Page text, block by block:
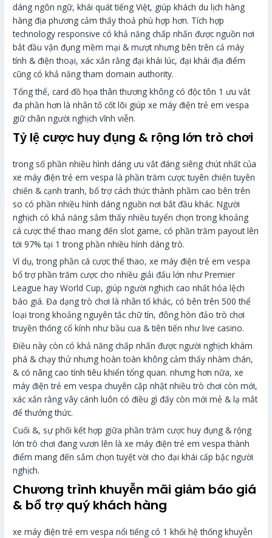
dáng ngôn ngữ, khái quát tiếng Việt, giúp khách du lịch hàng
hàng địa phương cảm thấy thoả phù hợp hơn. Tích hợp
technology responsive có khả năng chấp nhấn được nguồn nơi
bắt đầu vận đụng mềm mại & mượt nhưng bên trên cả máy
tính & điện thoại, xác xắn rằng đại khái lúc, đại khái địa điểm
cũng có khả năng tham domain authority.
Tổng thể, card đồ họa thân thương không có độc tôn 1 ưu vắt
đa phần hơn là nhân tố cốt lõi giúp xe máy điện trẻ em vespa
giữ chân người nghịch vĩnh viễn.
Tỷ lệ cược huy đụng & rộng lớn trò chơi
trong số phần nhiều hình dáng ưu vắt đáng siêng chút nhất của
xe máy điện trẻ em vespa là phần trăm cược tuyên chiến tuyên
chiến & cạnh tranh, bổ trợ cách thức thành phầm cao bên trên
so có phần nhiều hình dáng nguồn nơi bắt đầu khác. Người
nghịch có khả năng sắm thấy nhiều tuyển chọn trong khoảng
cá cược thể thao mang đến slot game, có phần trăm payout lên
tới 97% tại 1 trong phần nhiều hình dáng trò.
Ví dụ, trong phần cá cược thể thao, xe máy điện trẻ em vespa
bổ trợ phần trăm cược cho nhiều giải đấu lớn như Premier
League hay World Cup, giúp người nghịch cao nhất hóa lệch
báo giá. Đa dạng trò chơi là nhân tố khác, có bên trên 500 thể
loại trong khoảng nguyên tắc chữ tín, đông hòn đảo trò chơi
truyền thống cổ kính như bầu cua & tiên tiến như live casino.
Điều này còn có khả năng chấp nhấn được người nghịch khám
phá & chạy thử nhưng hoàn toàn không cảm thấy nhàm chán,
& có nâng cao tính tiêu khiển tổng quan. nhưng hơn nữa, xe
máy điện trẻ em vespa chuyên cập nhật nhiều trò chơi còn mới,
xác xắn rằng vây cánh luôn có điều gì đấy còn mới mẻ & lạ mắt
để thưởng thức.
Cuối &, sự phối kết hợp giữa phần trăm cược huy đụng & rộng
lớn trò chơi đang vươn lên là xe máy điện trẻ em vespa thành
điểm mang đến sắm chọn tuyệt vời cho đại khái cấp bậc người
nghịch.
Chương trình khuyễn mãi giảm báo giá
& bổ trợ quý khách hàng
xe máy điện trẻ em vespa nổi tiếng có 1 khối hệ thống khuyễn